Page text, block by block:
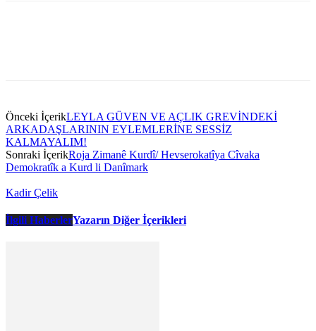
Önceki İçerikLEYLA GÜVEN VE AÇLIK GREVİNDEKİ
ARKADAŞLARININ EYLEMLERİNE SESSİZ
KALMAYALIM!
Sonraki İçerikRoja Zimanê Kurdî/ Hevserokatîya Cîvaka
Demokratîk a Kurd li Danîmark
Kadir Çelik
İlgili HaberlerYazarın Diğer İçerikleri